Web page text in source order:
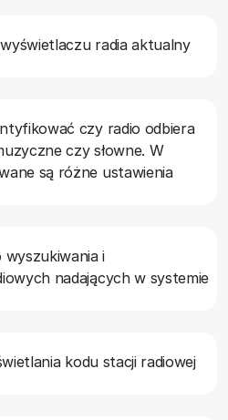
radia aktualny
czy radio odbiera
czy słowne. W
są różne ustawienia
i
nadających w systemie
kodu stacji radiowej